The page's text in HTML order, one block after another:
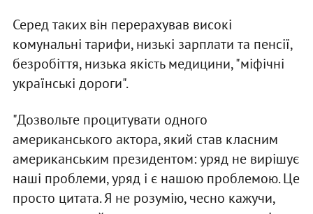
Серед таких він перерахував високі
комунальні тарифи, низькі зарплати та пенсії,
безробіття, низька якість медицини, "міфічні
українські дороги".
"Дозвольте процитувати одного
американського актора, який став класним
американським президентом: уряд не вирішує
наші проблеми, уряд і є нашою проблемою. Це
просто цитата. Я не розумію, чесно кажучи,